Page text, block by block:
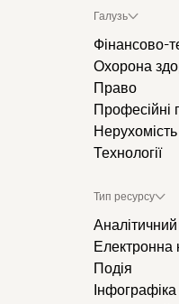
Галузь
Фінансово-
Охорона
Право
Професійні
Нерухомість
Технології
Тип ресурсу
Аналітичний
Електронна
Подія
Інфографіка